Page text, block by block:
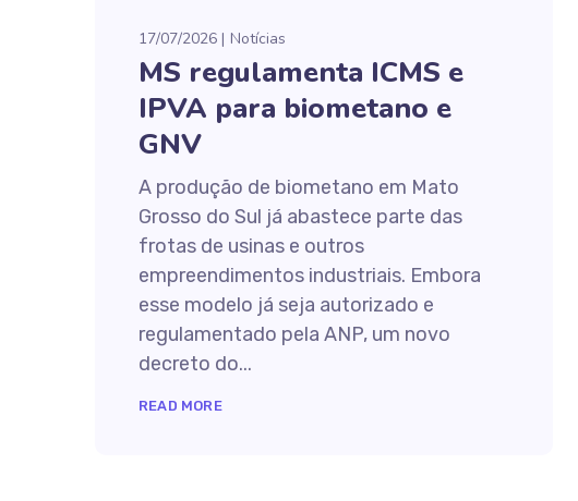
17/07/2026 Notícias
MS regulamenta ICMS e
IPVA para biometano e
GNV
A produção de biometano em Mato
Grosso do Sul já abastece parte das
frotas de usinas e outros
empreendimentos industriais. Embora
esse modelo já seja autorizado e
regulamentado pela ANP, um novo
decreto do...
READ MORE